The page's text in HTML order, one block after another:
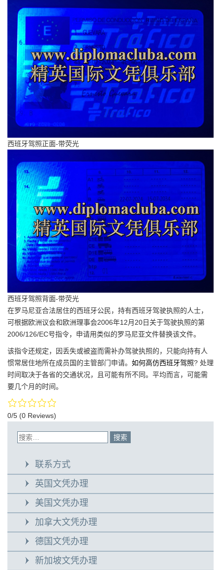
西班牙驾照正面-带荧光
西班牙驾照背面-带荧光
在罗马尼亚合法居住的西班牙公民，持有西班牙驾驶执照的人士，
可根据欧洲议会和欧洲理事会2006年12月20日关于驾驶执照的第
2006/126/EC号指令，申请用类似的罗马尼亚文件替换该文件。
该指令还规定，因丢失或被盗而需补办驾驶执照的，只能向持有人
惯常居住地所在成员国的主管部门申请。 如何高仿西班牙驾照? 处理
时间取决于各省的交通状况，且可能有所不同。平均而言，可能需
要几个月的时间。
0/5 (0 Reviews)
联系方式
英国文凭办理
美国文凭办理
加拿大文凭办理
德国文凭办理
新加坡文凭办理